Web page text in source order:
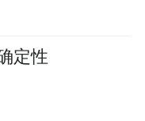
定性